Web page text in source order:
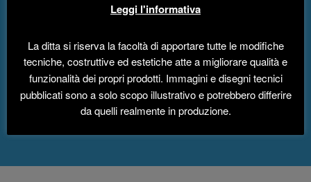
Contattateci per un
preventivo personalizzato
CONTATTACI ORA
Leggi l'informativa
La ditta si riserva la facoltà di apportare tutte le modifiche
tecniche, costruttive ed estetiche atte a migliorare qualità e
funzionalità dei propri prodotti. Immagini e disegni tecnici
pubblicati sono a solo scopo illustrativo e potrebbero differire
da quelli realmente in produzione.